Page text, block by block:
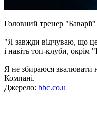
Головний тренер "Баварії"
"Я завжди відчуваю, що це
і навіть топ-клуби, окрім
Я не збираюся звалювати
Компані.
Джерело: bbc.co.u